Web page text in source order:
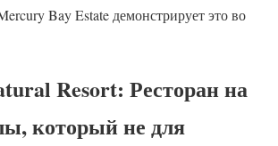
Bay Estate демонстрирует это во
Resort: Ресторан на
который не для